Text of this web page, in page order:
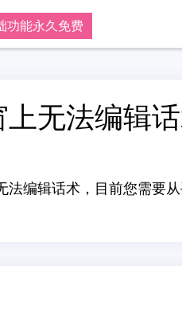
功能永久免费
无法编辑
法编辑话术，目前您需要